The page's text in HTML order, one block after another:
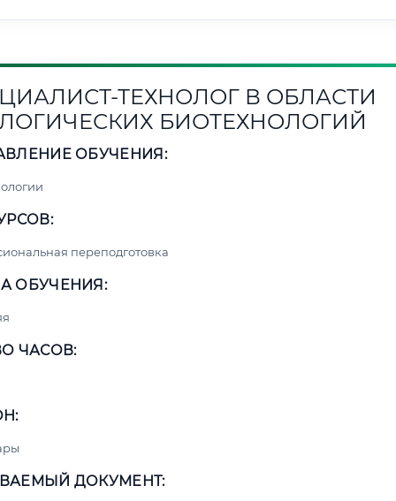
ТЕХНОЛОГ В ОБЛАСТИ
БИОТЕХНОЛОГИЙ
ОБУЧЕНИЯ:
переподготовка
ОБУЧЕНИЯ:
ЧАСОВ:
ДОКУМЕНТ: